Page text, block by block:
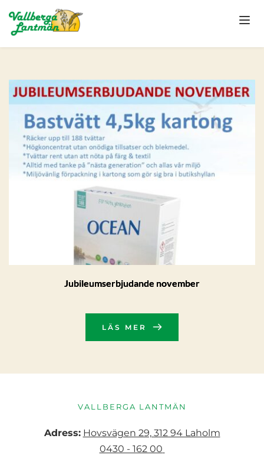
Jubileumserbjudande november
LÄS MER
VALLBERGA LANTMÄN
Adress: Hovsvägen 29, 312 94 Laholm
0430 - 162 00